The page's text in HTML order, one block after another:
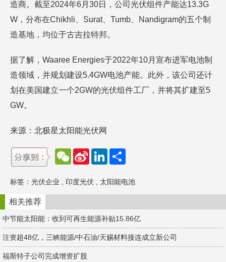
造商。截至2024年6月30日，公司光伏组件产能达13.3G
W，分布在Chikhli、Surat、Tumb、Nandigram的五个制
造基地，均位于古吉拉特邦。
据了解，Waaree Energies于2022年10月宣布进军电池制
造领域，并规划建设5.4GW电池产能。此外，该公司还计
划在美国建立一个2GW的光伏组件工厂，并将其扩建至5
GW。
来源：北极星太阳能光伏网
W
e
a
t
S
W
e
b
o
L
e
d
n
标签： 光伏企业 印度光伏 太阳能电池
相关推荐
中节能太阳能：收到可再生能源补贴15.86亿
注资超48亿，三峡能源/中石油/天赐材料接连成立新公司
福斯特子公司完成增资扩股